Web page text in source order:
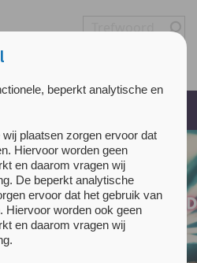
beperkt analytische en
plaatsen zorgen ervoor dat
Hiervoor worden geen
en daarom vragen wij
De beperkt analytische
ervoor dat het gebruik van
Hiervoor worden ook geen
en daarom vragen wij